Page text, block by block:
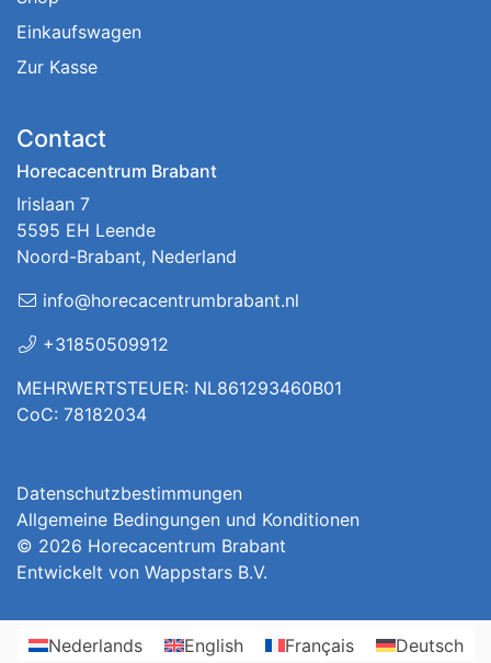
Einkaufswagen
Zur Kasse
Contact
Horecacentrum Brabant
Irislaan 7
5595 EH Leende
Noord-Brabant, Nederland
info@horecacentrumbrabant.nl
+31850509912
MEHRWERTSTEUER: NL861293460B01
CoC: 78182034
Datenschutzbestimmungen
Allgemeine Bedingungen und Konditionen
© 2026 Horecacentrum Brabant
Entwickelt von Wappstars B.V.
Nederlands English Français Deutsch